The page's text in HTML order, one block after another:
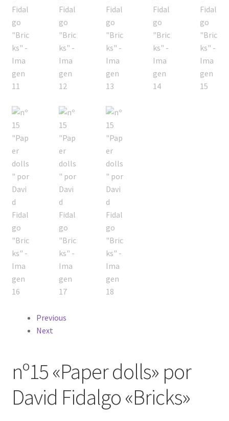
Previous
Next
nº15 «Paper dolls» por
David Fidalgo «Bricks»